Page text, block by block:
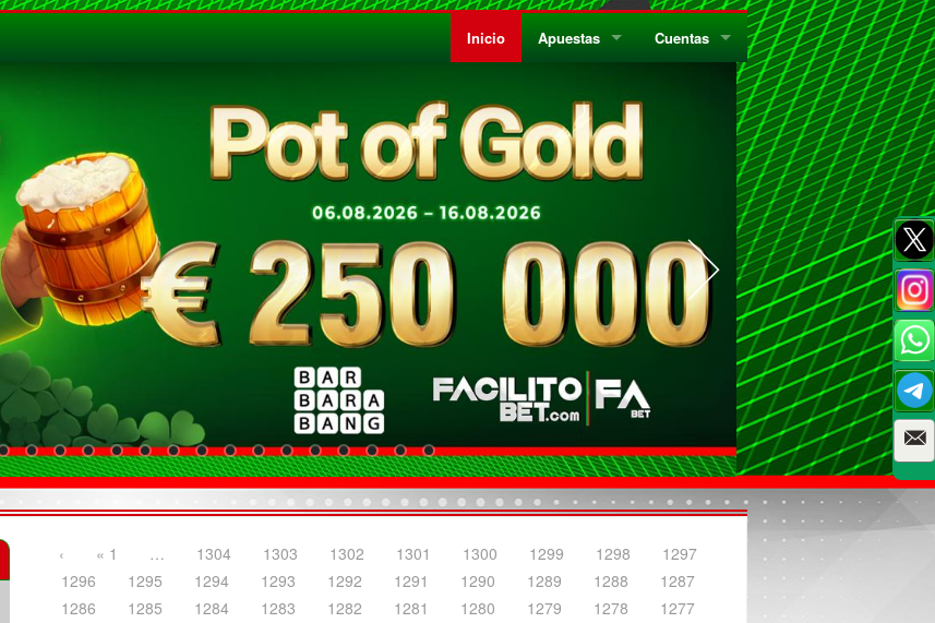
Inicio Apuestas
¿Qué es el Sistema Parley?
Privacidad
Como Jugar Bingo
Cuentas
Preguntas Frecuentes
Reglas Generales
‹ « 1 … 1304 1303 1302 1301 1300 1299 1298
1297
1296
1295 1294 1293 1292 1291 1290 1289 1288
1287
1286
1285 1284 1283 1282 1281 1280 1279 1278
1277